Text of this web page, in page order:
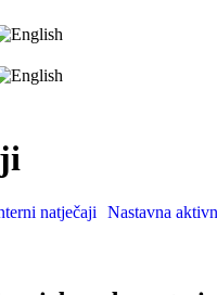
natječaji Nastavna